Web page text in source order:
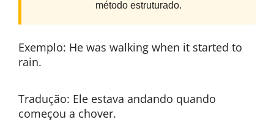
método estruturado.
Exemplo: He was walking when it started to
rain.
Tradução: Ele estava andando quando
começou a chover.